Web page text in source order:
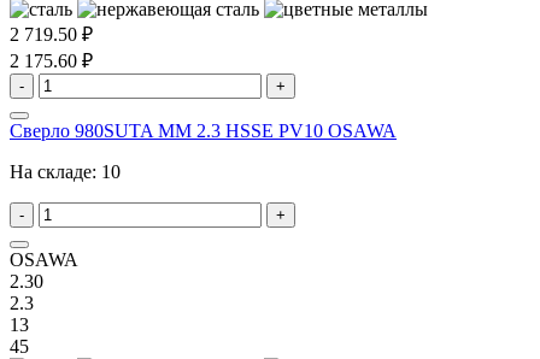
2 719.50 ₽
2 175.60 ₽
- +
Сверло 980SUTA MM 2.3 HSSE PV10 OSAWA
На складе: 10
- +
OSAWA
2.30
2.3
13
45